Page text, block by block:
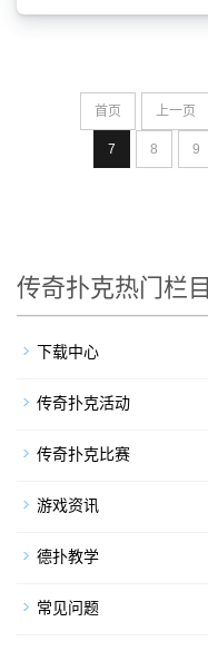
首页 上一页
7 8 9
传奇扑克热门栏目
下载中心
传奇扑克活动
传奇扑克比赛
游戏资讯
德扑教学
常见问题